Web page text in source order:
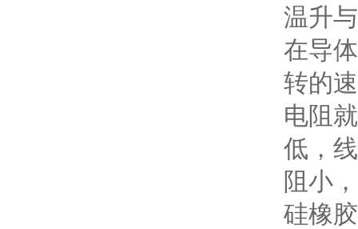
温升
在导
转的
电阻
低，
阻小
硅橡